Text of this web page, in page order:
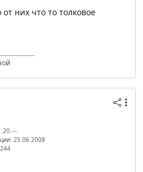
них что то толковое
25.06.2008